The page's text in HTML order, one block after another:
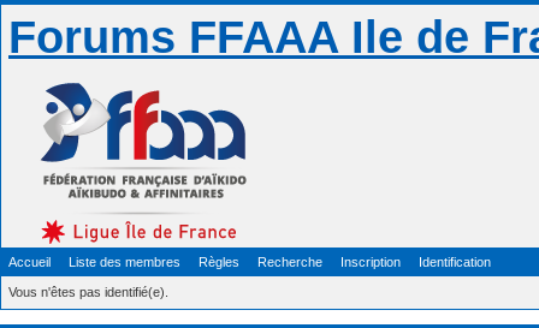
Forums FFAAA Ile de
Accueil Liste des membres Règles Recherche Inscription Identification
Vous n'êtes pas identifié(e).